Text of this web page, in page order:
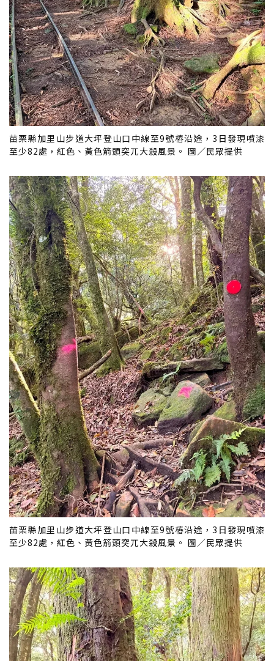
苗栗縣加里山步道大坪登山口中線至9號樁沿途，3日發現噴漆
至少82處，紅色、黃色箭頭突兀大殺風景。 圖／民眾提供
苗栗縣加里山步道大坪登山口中線至9號樁沿途，3日發現噴漆
至少82處，紅色、黃色箭頭突兀大殺風景。 圖／民眾提供